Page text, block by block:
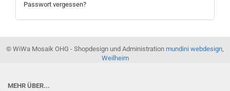
Passwort vergessen?
© WiWa Mosaik OHG - Shopdesign und Administration mundini webdesign,
Weilheim
MEHR ÜBER...